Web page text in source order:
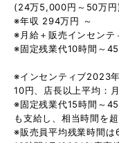
(24万5,000円～50万円
※年収 294万円 ～
※月給＋販売インセンテ
※固定残業代10時間～
※インセンティブ2023
10円、店長以上平均：
※固定残業代15時間～
も支給し、相当時間を
※販売員平均残業時間は